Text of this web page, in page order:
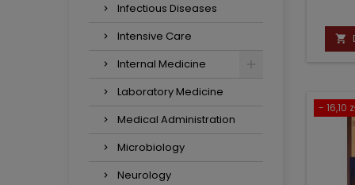
Infectious Diseases
Intensive Care
Internal Medicine
Laboratory Medicine
Medical Administration
Microbiology
Neurology

- 16,10